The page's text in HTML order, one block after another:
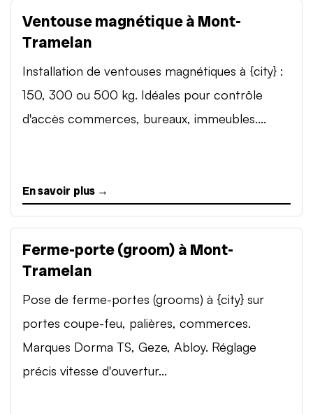
Ventouse magnétique à Mont-
Tramelan
Installation de ventouses magnétiques à {city} :
150, 300 ou 500 kg. Idéales pour contrôle
d'accès commerces, bureaux, immeubles....
En savoir plus →
Ferme-porte (groom) à Mont-
Tramelan
Pose de ferme-portes (grooms) à {city} sur
portes coupe-feu, palières, commerces.
Marques Dorma TS, Geze, Abloy. Réglage
précis vitesse d'ouvertur...